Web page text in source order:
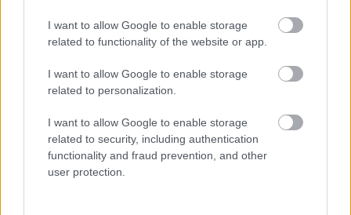
I want to allow Google to enable storage
related to functionality of the website or app.
I want to allow Google to enable storage
related to personalization.
I want to allow Google to enable storage
related to security, including authentication
functionality and fraud prevention, and other
user protection.
Szólj hozzá!